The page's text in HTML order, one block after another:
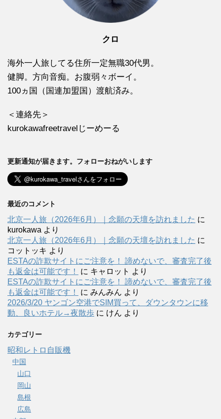
クロ
海外一人旅してる住所一定無職30代男。
健脚。方向音痴。お腹弱々ボーイ。
100ヵ国（国連加盟国）渡航済み。
＜連絡先＞
kurokawafreetravelじーめーる
更新通知が届きます。フォローおねがいします
最近のコメント
北京一人旅（2026年6月）｜念願の天壇を訪れました に
kurokawa より
北京一人旅（2026年6月）｜念願の天壇を訪れました に
コットッキ より
ESTAの詐欺サイトにご注意を！ 諦めないで、審査完了後
も返金は可能です！
に キャロット より
ESTAの詐欺サイトにご注意を！ 諦めないで、審査完了後
も返金は可能です！
に みんみん より
2026/3/20 ヤンゴン空港でSIM買って、ダウンタウンに移
動、良いホテル→夜散歩 に けん より
カテゴリー
昭和レトロ自販機
中国
山口
岡山
島根
広島